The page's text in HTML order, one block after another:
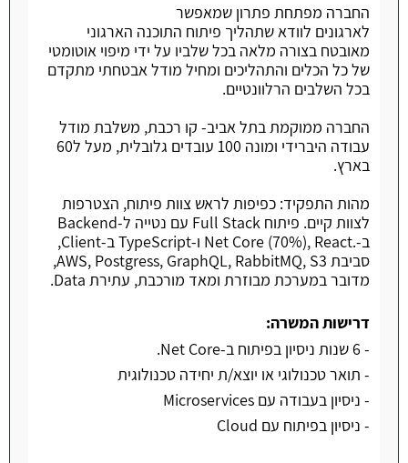
החברה מפתחת פתרון שמאפשר
לארגונים לוודא שתהליך פיתוח התוכנה הארגוני
מאובטח בצורה מלאה בכל שלביו על ידי מיפוי אוטומטי
של כל הכלים והתהליכים ומחיל מודל אבטחתי מתקדם
בכל השלבים הרלוונטיים.
החברה ממוקמת בתל אביב- קו רכבת, משלבת מודל
עבודה היברידי ומונה 100 עובדים גלובלית, מעל ל60
בארץ.
מהות התפקיד: כפיפות לראש צוות פיתוח, הצטרפות
לצוות קיים. פיתוח Full Stack עם נטייה ל-Backend
ב-.Net Core (70%), React ו-TypeScript ב-Client,
סביבת AWS, Postgress, GraphQL, RabbitMQ, S3,
מדובר במערכת מבוזרת ומאד מורכבת, עתירת Data.
דרישות המשרה:
- 6 שנות ניסיון בפיתוח ב-Net Core.
- תואר טכנולוגי או יוצא/ת יחידה טכנולוגית
- ניסיון בעבודה עם Microservices
- ניסיון בפיתוח עם Cloud